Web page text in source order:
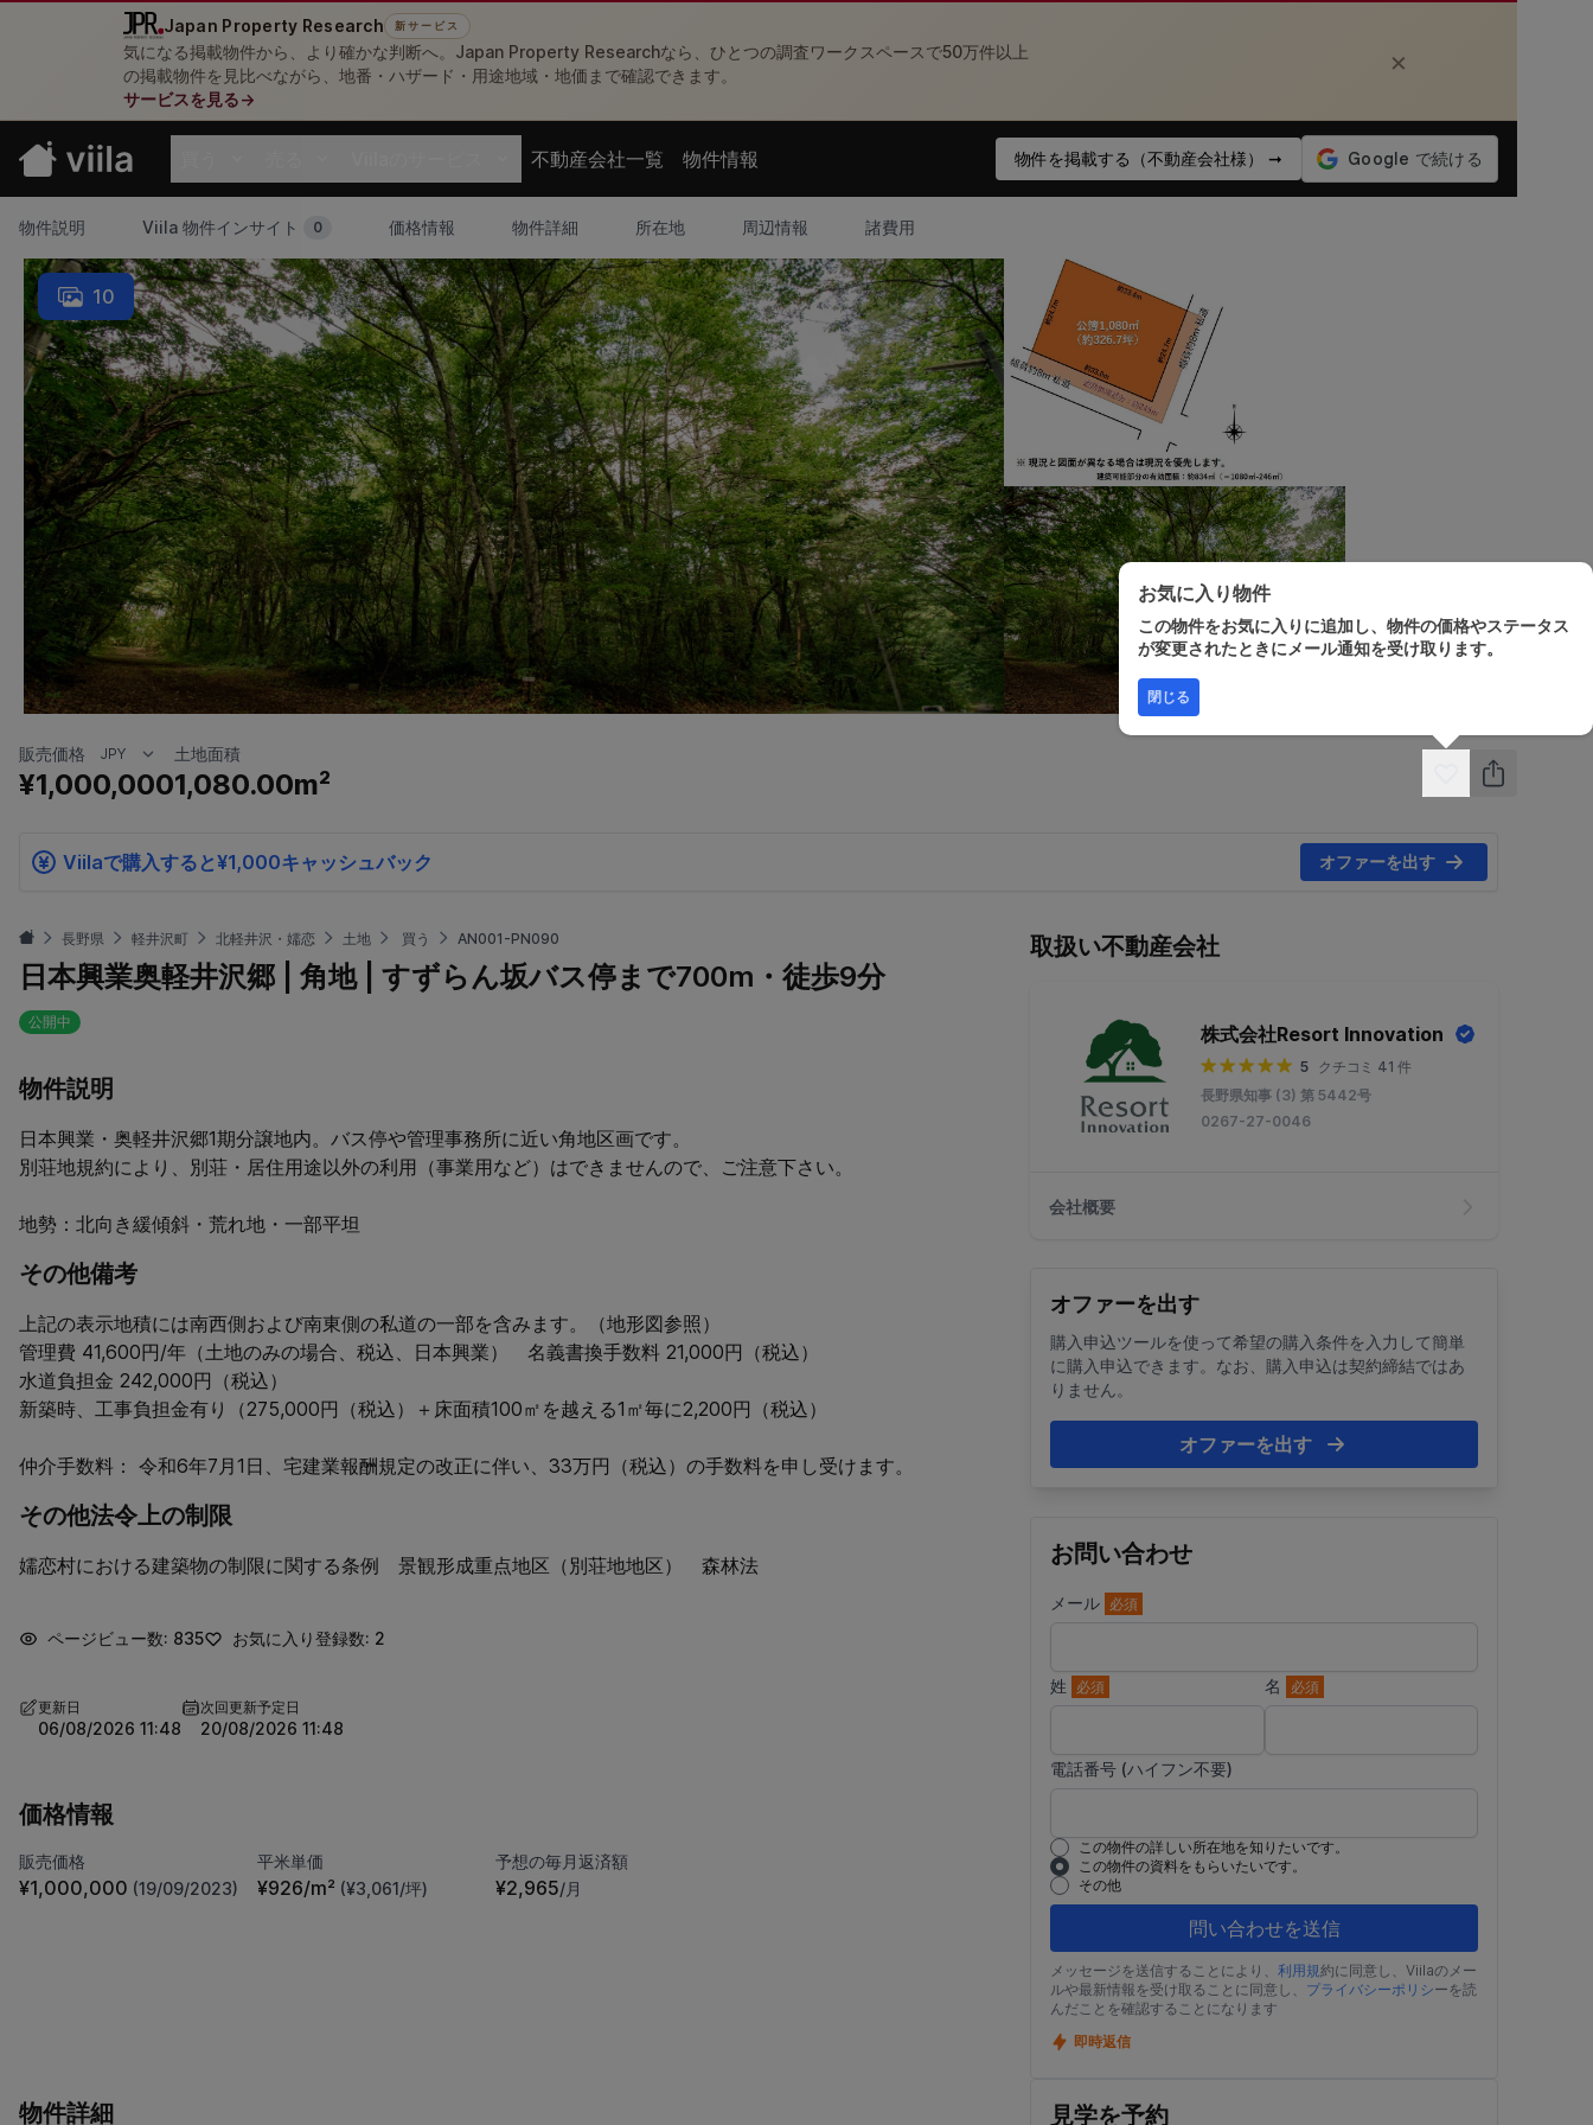
Japan Property Research 新サービス
気になる掲載物件から、より確かな判断へ。Japan Property Researchなら、ひとつの調査ワークスペースで50万件以上
の掲載物件を見比べながら、地番・ハザード・用途地域・地価まで確認できます。
サービスを見る→
×
Open resources menuOpen agent menu
不動産会社一覧
Open feed menu
物件情報 物件を掲載する（不動産会社様） ➞
物件説明 Viila 物件インサイト 0 価格情報 物件詳細 所在地 周辺情報 諸費用
10
販売価格
¥1,000,000
土地面積
1,080.00m²
Viilaで購入すると¥1,000キャッシュバック オファーを出す
長野県 軽井沢町 北軽井沢・嬬恋 土地 買う AN001-PN090
日本興業奥軽井沢郷 | 角地 | すずらん坂バス停まで700m・徒歩9分
公開中
物件説明
日本興業・奥軽井沢郷1期分譲地内。バス停や管理事務所に近い角地区画です。
別荘地規約により、別荘・居住用途以外の利用（事業用など）はできませんので、ご注意下さい。
地勢：北向き緩傾斜・荒れ地・一部平坦
その他備考
上記の表示地積には南西側および南東側の私道の一部を含みます。（地形図参照）
管理費 41,600円/年（土地のみの場合、税込、日本興業）　名義書換手数料 21,000円（税込）
水道負担金 242,000円（税込）
新築時、工事負担金有り（275,000円（税込）＋床面積100㎡を越える1㎡毎に2,200円（税込）
仲介手数料： 令和6年7月1日、宅建業報酬規定の改正に伴い、33万円（税込）の手数料を申し受けます。
その他法令上の制限
嬬恋村における建築物の制限に関する条例　景観形成重点地区（別荘地地区）　森林法
ページビュー数: 835 お気に入り登録数: 2
更新日
06/08/2026 11:48
次回更新予定日
20/08/2026 11:48
価格情報
販売価格
¥1,000,000 (19/09/2023)
平米単価
¥926/m² (¥3,061/坪)
予想の毎月返済額
¥2,965/月
物件詳細
取扱い不動産会社
株式会社Resort Innovation
5
クチコミ 41 件
長野県知事 (3) 第 5442号
0267-27-0046
会社概要
オファーを出す
購入申込ツールを使って希望の購入条件を入力して簡単
に購入申込できます。なお、購入申込は契約締結ではあ
りません。
オファーを出す
お問い合わせ
メール 必須
姓 必須 名 必須
電話番号 (ハイフン不要)
この物件の詳しい所在地を知りたいです。
この物件の資料をもらいたいです。
その他
問い合わせを送信
メッセージを送信することにより、利用規約に同意し、Viilaのメー
ルや最新情報を受け取ることに同意し、 プライバシーポリシーを読
んだことを確認することになります
即時返信
見学を予約
お気に入り物件
この物件をお気に入りに追加し、物件の価格やステータス
が変更されたときにメール通知を受け取ります。
閉じる